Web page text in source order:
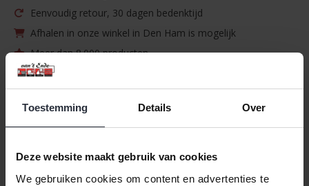
Toestemming Details Over
Deze website maakt gebruik van cookies
We gebruiken cookies om content en advertenties te
Eenvoudig retour, 30 dagen bedenktijd
Afhalen in onze winkel in Den Ham is mogelijk
Meer dan 8.000 producten
Vragen? Onze klantenservice helpt u graag
Specificaties
Merk:
Boerenbont
EAN:
8717823822741